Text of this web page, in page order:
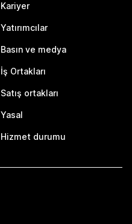
Kariyer
Yatırımcılar
Basın ve medya
İş Ortakları
Satış ortakları
Yasal
Hizmet durumu